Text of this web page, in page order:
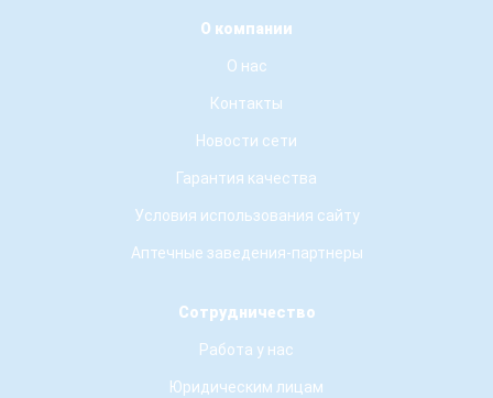
О компании
О нас
Контакты
Новости сети
Гарантия качества
Условия использования сайту
Аптечные заведения-партнеры
Сотрудничество
Работа у нас
Юридическим лицам